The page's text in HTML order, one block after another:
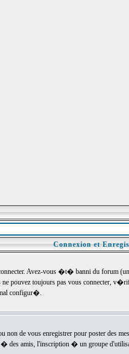
Connexion et
Avez-vous �t� banni du forum
pouvez toujours pas vous connecter,
configur�.
de vous enregistrer pour poster des
amis, l'inscription � un groupe